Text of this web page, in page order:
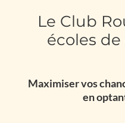
Le Club
écoles
Maximiser vos
en